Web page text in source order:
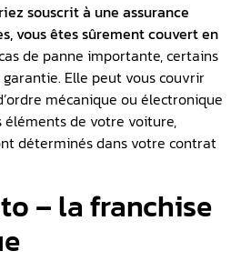
souscrit à une assurance
vous êtes sûrement couvert en
de panne importante, certains
Elle peut vous couvrir
mécanique ou électronique
éléments de votre voiture,
déterminés dans votre contrat
– la franchise